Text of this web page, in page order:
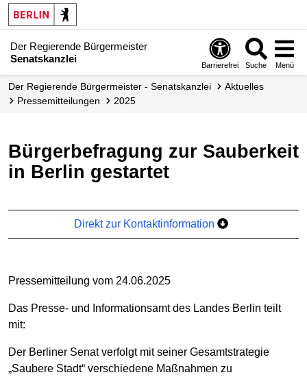
Der Regierende Bürgermeister
Senatskanzlei
Barrierefrei Suche Menü
Der Regierende Bürgermeister - Senatskanzlei
Aktuelles
Presse­mitteilungen
2025
Bürgerbefragung zur Sauberkeit
in Berlin gestartet
Direkt zur Kontaktinformation
Pressemitteilung vom 24.06.2025
Das Presse- und Informationsamt des Landes Berlin teilt
mit:
Der Berliner Senat verfolgt mit seiner Gesamtstrategie
„Saubere Stadt“ verschiedene Maßnahmen zu